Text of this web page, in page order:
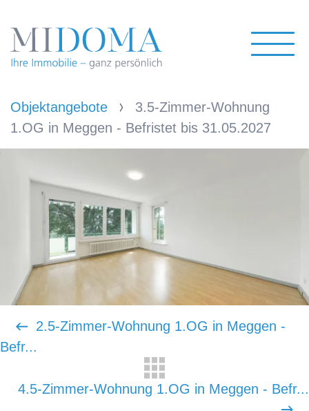
Objektangebote
3.5-Zimmer-Wohnung
1.OG in Meggen - Befristet bis 31.05.2027
2.5-Zimmer-Wohnung 1.OG in Meggen -
Befr...
4.5-Zimmer-Wohnung 1.OG in Meggen - Befr...